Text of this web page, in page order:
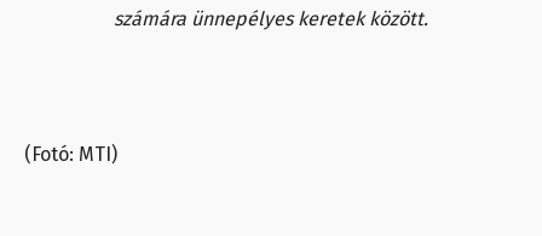
számára ünnepélyes keretek között.
(Fotó: MTI)